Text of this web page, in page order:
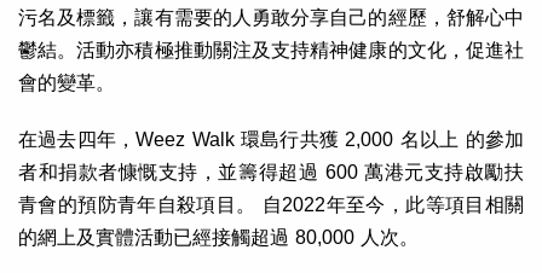
污名及標籤，讓有需要的人勇敢分享自己的經歷，舒解心中
鬱結。活動亦積極推動關注及支持精神健康的文化，促進社
會的變革。
在過去四年，Weez Walk 環島行共獲 2,000 名以上 的參加
者和捐款者慷慨支持，並籌得超過 600 萬港元支持啟勵扶
青會的預防青年自殺項目。 自2022年至今，此等項目相關
的網上及實體活動已經接觸超過 80,000 人次。